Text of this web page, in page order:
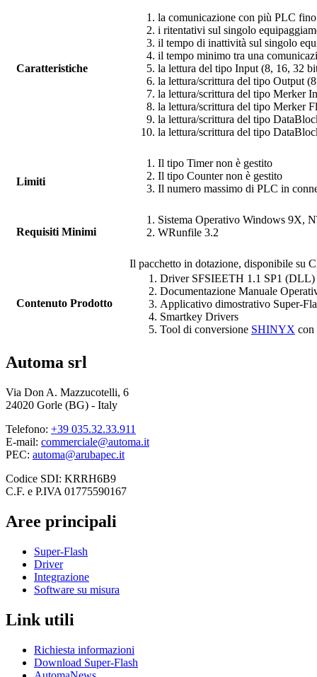
Caratteristiche
la comunicazione con più PLC
i ritentativi sul singolo
il tempo di inattività sul singolo
il tempo minimo tra una
la lettura del tipo Input (8, 16, 32
la lettura/scrittura del tipo Output
la lettura/scrittura del tipo Merker
la lettura/scrittura del tipo Merker
la lettura/scrittura del tipo
la lettura/scrittura del tipo
Limiti
Il tipo Timer non è gestito
Il tipo Counter non è gestito
Il numero massimo di PLC in
Requisiti Minimi
Sistema Operativo Windows 9X,
WRunfile 3.2
Contenuto Prodotto
Il pacchetto in dotazione, disponibile su
Driver SFSIEETH 1.1 SP1 (DLL)
Documentazione Manuale
Applicativo dimostrativo Super-
Smartkey Drivers
Tool di conversione SHINYX con
Automa srl
Via Don A. Mazzucotelli, 6
24020 Gorle (BG) - Italy
Telefono: +39 035.32.33.911
E-mail: commerciale@automa.it
PEC: automa@arubapec.it
Codice SDI: KRRH6B9
C.F. e P.IVA 01775590167
Aree principali
Super-Flash
Driver
Integrazione
Software su misura
Link utili
Richiesta informazioni
Download Super-Flash